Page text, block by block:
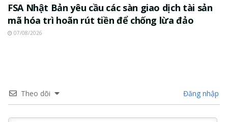
FSA Nhật Bản yêu cầu các sàn giao dịch tài sản
mã hóa trì hoãn rút tiền để chống lừa đảo
07/08/2026
Theo dõi Đăng nhập